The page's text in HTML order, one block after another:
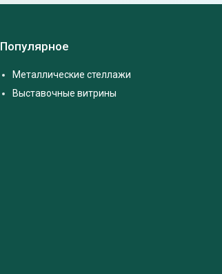
Популярное
Металлические стеллажи
Выставочные витрины